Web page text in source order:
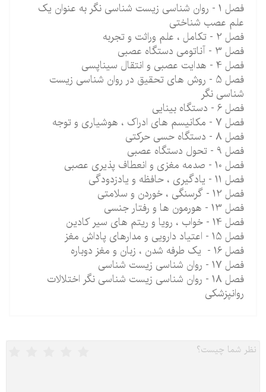
فصل 1 - روان شناسی زیست شناسی نگر به عنوان یک
علم عصب شناختی
فصل 2 - تکامل ، علم وراثت و تجربه
فصل 3 - آناتومی دستگاه عصبی
فصل 4 - هدایت عصبی و انتقال سیناپسی
فصل 5 - روش های تحقیق در روان شناسی زیست
شناسی نگر
فصل 6 - دستگاه بینایی
فصل 7 - مکانیسم های ادراک ، هوشیاری و توجه
فصل 8 - دستگاه حسی حرکتی
فصل 9 - تحول دستگاه عصبی
فصل 10 - صدمه مغزی و انعطاف پذیری عصبی
فصل 11 - یادگیری ، حافظه و یادزدودگی
فصل 12 - گرسنگی ، خوردن و سلامتی
فصل 13 - هورمون ها و رفتار جنسی
فصل 14 - خواب ، رویا و ریتم های سیر کادین
فصل 15 - اعتیاد دارویی و مدارهای پاداش مغز
فصل 16 - یک طرفه شدن ، زبان و مغز دوباره
فصل 17 - روان شناسی زیست شناسی
فصل 18 - روان شناسی زیست شناسی نگر اختلالات
روانپزشکی